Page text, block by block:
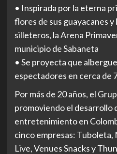
• Inspirada por la eterna
flores de sus guayacanes y
silleteros, la Arena
municipio de Sabaneta
• Se proyecta que
espectadores en cerca de
Por más de 20 años, el
promoviendo el desarrollo
entretenimiento en
cinco empresas:
Live, Venues Snacks y